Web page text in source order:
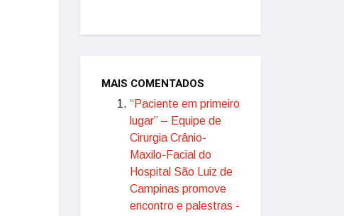
MAIS COMENTADOS
“Paciente em primeiro
lugar” – Equipe de
Cirurgia Crânio-
Maxilo-Facial do
Hospital São Luiz de
Campinas promove
encontro e palestras -